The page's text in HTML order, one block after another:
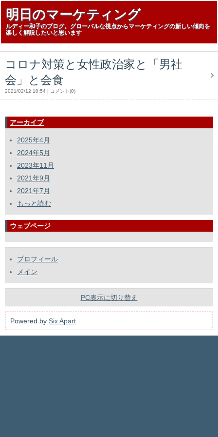
明日のマーケティング
ルディー和子のブログ。グローバルな視点からマーケティングの新しい傾向を
楽しく解説したいと思います
コロナ対策と女性政治家と「男社
会」と会食
2021/02/12 10:54 コメント(0)
アーカイブ
2025年4月
2024年5月
2023年11月
2021年9月
2021年7月
もっと読む
ウェブページ
プロフィール
メイン
PC表示に切り替え
Powered by Six Apart